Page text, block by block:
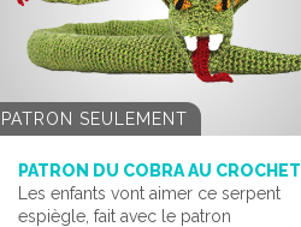
PATRON SEULEMENT
PATRON DU COBRA AU CROCHET
Les enfants vont aimer ce serpent
espiègle, fait avec le patron